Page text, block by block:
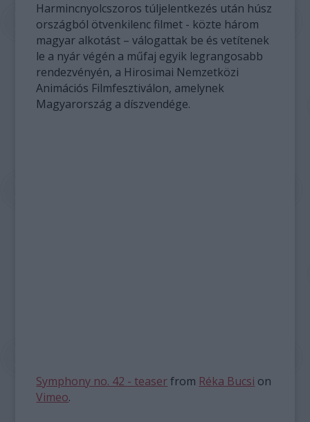
Harmincnyolcszoros túljelentkezés után húsz
országból ötvenkilenc filmet - közte három
magyar alkotást – válogattak be és vetítenek
le a nyár végén a műfaj egyik legrangosabb
rendezvényén, a Hirosimai Nemzetközi
Animációs Filmfesztiválon, amelynek
Magyarország a díszvendége.
Symphony no. 42 - teaserfrom Réka Bucsi on
Vimeo.